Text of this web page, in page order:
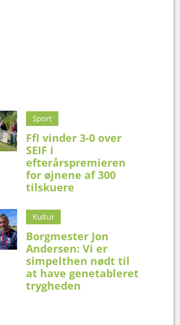
Sport
FfI vinder 3-0 over
SEIF i
efterårspremieren
for øjnene af 300
tilskuere
Kultur
Borgmester Jon
Andersen: Vi er
simpelthen nødt til
at have genetableret
trygheden